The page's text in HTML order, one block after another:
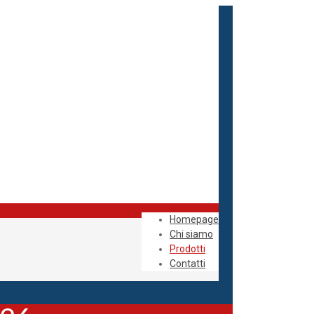
Homepage
Chi siamo
Prodotti
Contatti